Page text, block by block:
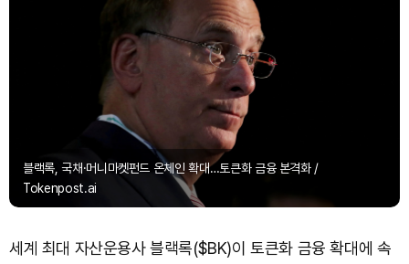
블랙록, 국채·머니마켓펀드 온체인 확대…토큰화 금융 본격화 /
Tokenpost.ai
세계 최대 자산운용사 블랙록($BK)이 토큰화 금융 확대에 속